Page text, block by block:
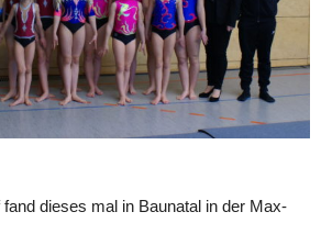
dieses mal in Baunatal in der Max-